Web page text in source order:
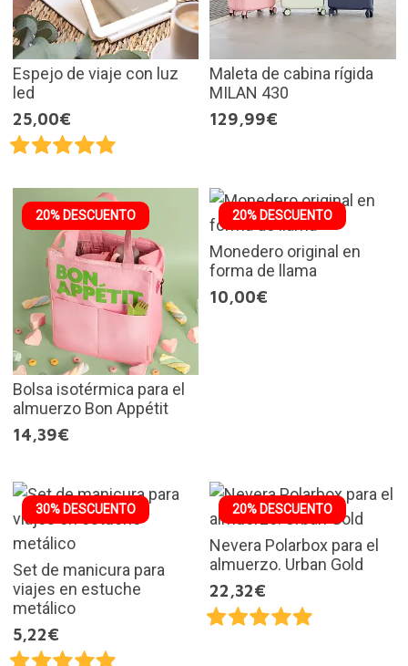
Espejo de viaje con luz
led
25,00€
Maleta de cabina rígida
MILAN 430
129,99€
20% DESCUENTO
Bolsa isotérmica para el
almuerzo Bon Appétit
14,39€
20% DESCUENTO
Monedero original en
forma de llama
10,00€
30% DESCUENTO
Set de manicura para
viajes en estuche
metálico
5,22€
20% DESCUENTO
Nevera Polarbox para el
almuerzo. Urban Gold
22,32€